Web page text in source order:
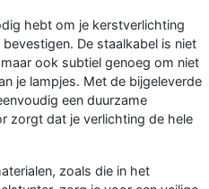
hebt om je kerstverlichting
De staalkabel is niet
ook subtiel genoeg om niet
je lampjes. Met de bijgeleverde
een duurzame
zorgt dat je verlichting de hele
zoals die in het